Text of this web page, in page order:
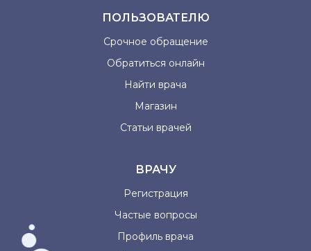
ПОЛЬЗОВАТЕЛЮ
Срочное обращение
Обратиться онлайн
Найти врача
Магазин
Статьи врачей
ВРАЧУ
Регистрация
Частые вопросы
Профиль врача